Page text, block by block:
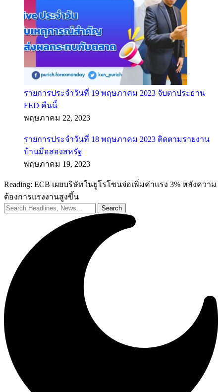
รายการประจำวันที่ 19 พฤษภาคม 2023 จับตาประธาน
FED คืนนี้
พฤษภาคม 22, 2023
บ้านมือสองสหรัฐ
พฤษภาคม 19, 2023
ต้องการแรงงานสูงขึ้น